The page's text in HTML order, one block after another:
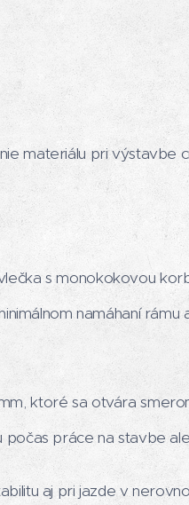
materiálu pri výstavbe
s monokokovou
namáhaní rámu
ktoré sa otvára
počas práce na stavbe
aj pri jazde v